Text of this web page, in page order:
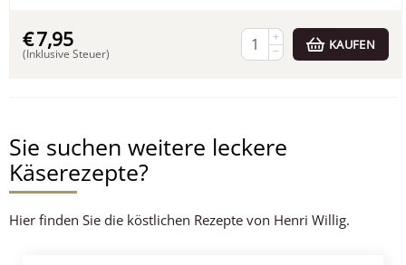
€7,95
(Inklusive Steuer)
+
−
KAUFEN
Sie suchen weitere leckere
Käserezepte?
Hier finden Sie die köstlichen Rezepte von Henri Willig.